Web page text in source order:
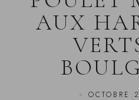
OCTOBRE